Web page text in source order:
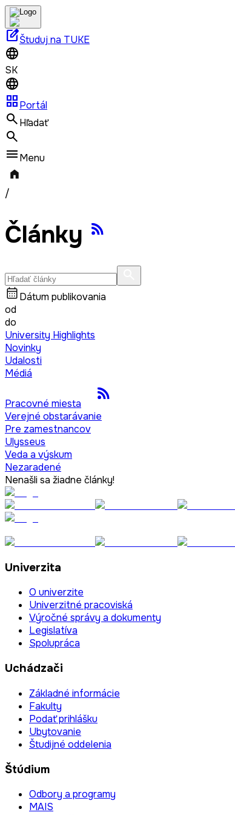
edit_squareŠtuduj na TUKE
SK
grid_viewPortál
Hľadať
Menu
/
Články
Dátum publikovania
od
do
University Highlights
Novinky
Udalosti
Médiá
Pracovné miesta
Verejné obstarávanie
Pre zamestnancov
Ulysseus
Veda a výskum
Nezaradené
Nenašli sa žiadne články!
Univerzita
O univerzite
Univerzitné pracoviská
Výročné správy a dokumenty
Legislatíva
Spolupráca
Uchádzači
Základné informácie
Fakulty
Podať prihlášku
Ubytovanie
Študijné oddelenia
Štúdium
Odbory a programy
MAIS